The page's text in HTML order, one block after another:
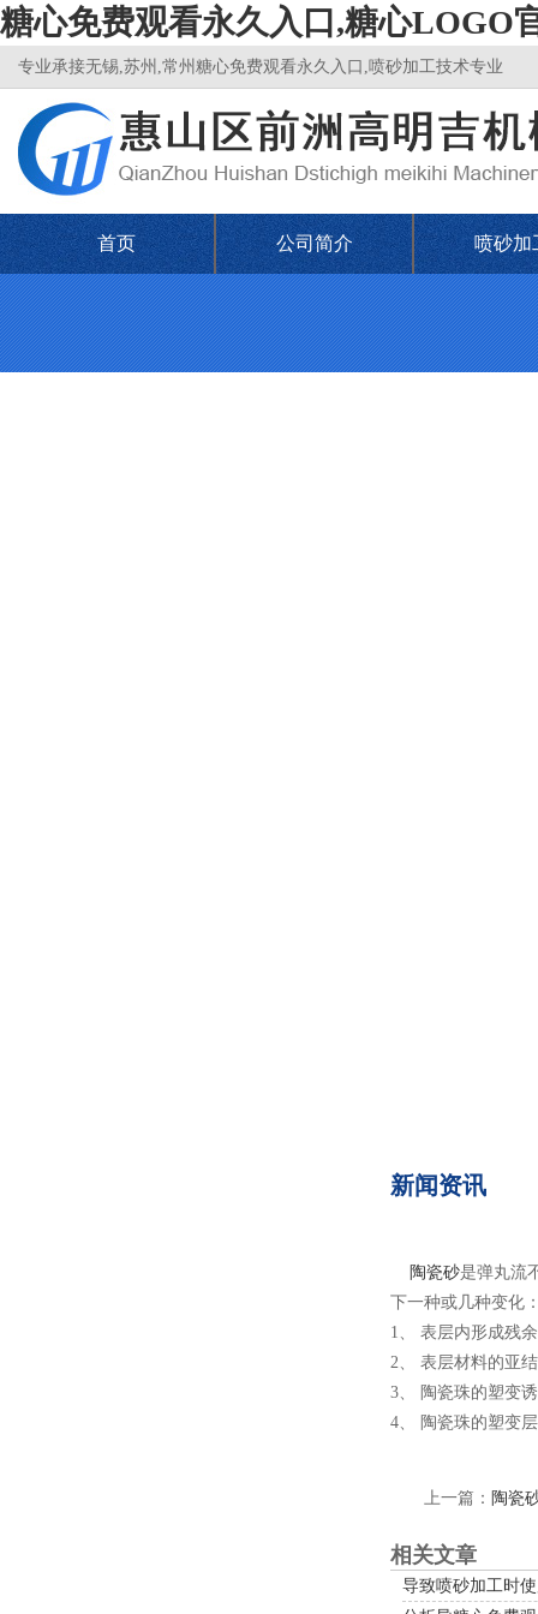
糖心免费观看永久入口,糖心LOGO
专业承接无锡,苏州,常州糖心免费观看永久入口,喷砂加工技术专业
首页 公司简介 喷砂加
新闻资讯
陶瓷砂是弹丸流
下一种或几种变化
1、 表层内形成残
2、 表层材料的亚
3、 陶瓷珠的塑变诱
4、 陶瓷珠的塑变
上一篇： 陶瓷
相关文章
导致喷砂加工时使